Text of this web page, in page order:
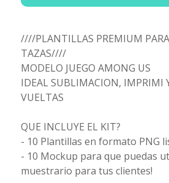
////PLANTILLAS PREMIUM
TAZAS////
MODELO JUEGO AMONG US
IDEAL SUBLIMACION, IMPRIMI
VUELTAS
QUE INCLUYE EL KIT?
- 10 Plantillas en formato PNG
- 10 Mockup para que puedas
muestrario para tus clientes!